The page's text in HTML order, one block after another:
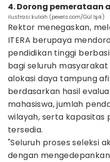
4. Dorong pemerataan
ilustrasi kuliah (pexels.com/Gül Işık)
Rektor menegaskan,
ITERA berupaya
pendidikan tinggi
bagi seluruh masyarakat
alokasi daya tampung
berdasarkan hasil
mahasiswa, jumlah
wilayah, serta kapasitas
tersedia.
"Seluruh proses seleksi
dengan